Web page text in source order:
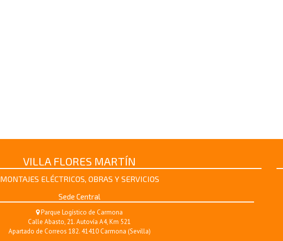
VILLA FLORES MARTÍN
MONTAJES ELÉCTRICOS, OBRAS Y SERVICIOS
Sede Central
Parque Logístico de Carmona
Calle Abasto, 21. Autovía A4, Km 521
Apartado de Correos 182. 41410 Carmona (Sevilla)